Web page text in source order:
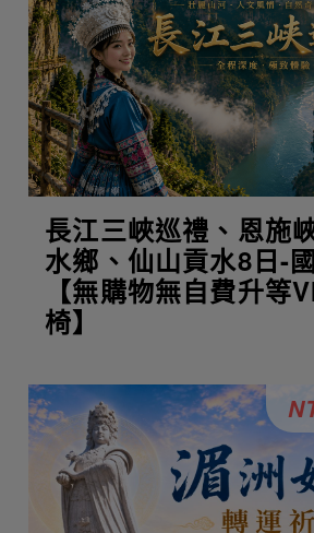
長江三峽巡禮、恩施
水鄉、仙山貢水8日-
【無購物無自費升等
椅】